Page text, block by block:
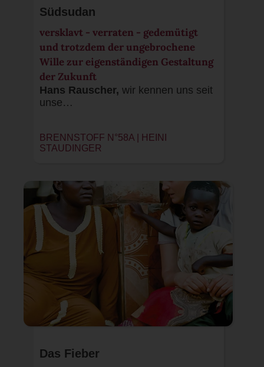
Südsudan
versklavt - verraten - gedemütigt
und trotzdem der ungebrochene
Wille zur eigenständigen Gestaltung
der Zukunft
Hans Rauscher, wir kennen uns seit
unse…
BRENNSTOFF N°58A |
HEINI
STAUDINGER
Das Fieber